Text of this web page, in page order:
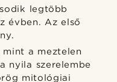
legtöbb
évben. Az első
a meztelen
nyila szerelembe
mitológiai